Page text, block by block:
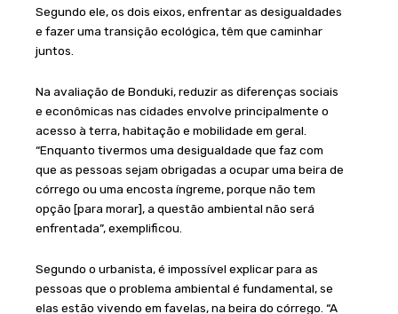
Segundo ele, os dois eixos, enfrentar as desigualdades
e fazer uma transição ecológica, têm que caminhar
juntos.
Na avaliação de Bonduki, reduzir as diferenças sociais
e econômicas nas cidades envolve principalmente o
acesso à terra, habitação e mobilidade em geral.
“Enquanto tivermos uma desigualdade que faz com
que as pessoas sejam obrigadas a ocupar uma beira de
córrego ou uma encosta íngreme, porque não tem
opção [para morar], a questão ambiental não será
enfrentada”, exemplificou.
Segundo o urbanista, é impossível explicar para as
pessoas que o problema ambiental é fundamental, se
elas estão vivendo em favelas, na beira do córrego. “A